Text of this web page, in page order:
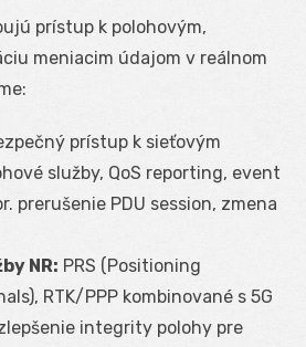
prístup k polohovým,
meniacim údajom v reálnom
prístup k sieťovým
služby, QoS reporting, event
prerušenie PDU session, zmena
NR: PRS (Positioning
RTK/PPP kombinované s 5G
integrity polohy pre